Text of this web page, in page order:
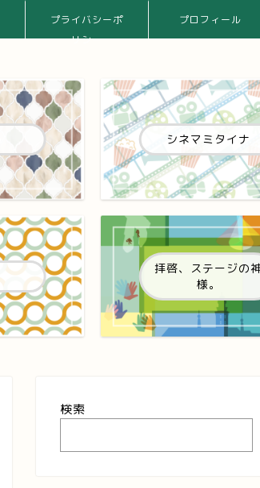
プライバシーポ
リシー
プロフィール
シネマミタイナ
拝啓、ステージの
様。
検索